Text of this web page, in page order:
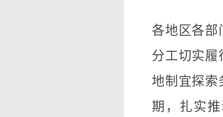
各地区各部
分工切实履
地制宜探索
期，扎实